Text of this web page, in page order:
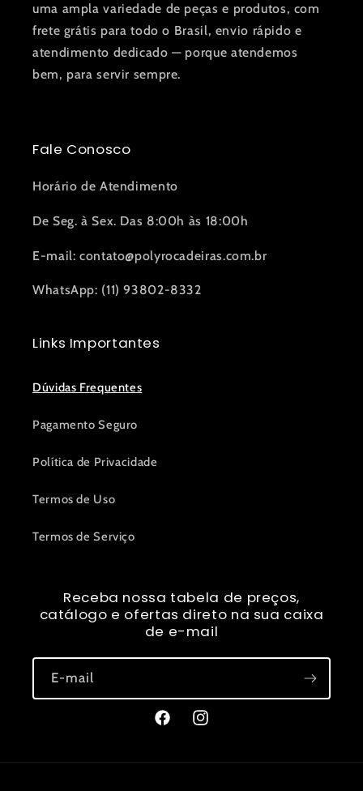
uma ampla variedade de peças e produtos, com
frete grátis para todo o Brasil, envio rápido e
atendimento dedicado — porque atendemos
bem, para servir sempre.
Fale Conosco
Horário de Atendimento
De Seg. à Sex. Das 8:00h às 18:00h
E-mail: contato@polyrocadeiras.com.br
WhatsApp: (11) 93802-8332
Links Importantes
Dúvidas Frequentes
Pagamento Seguro
Política de Privacidade
Termos de Uso
Termos de Serviço
Receba nossa tabela de preços,
catálogo e ofertas direto na sua caixa
de e-mail
E-mail
FacebookInstagram